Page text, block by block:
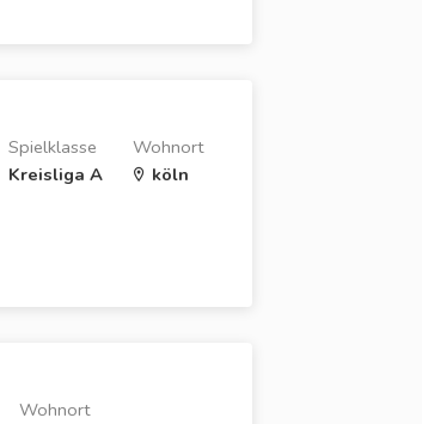
Wohnort
köln
Spielklasse
Kreisliga A
Wohnort